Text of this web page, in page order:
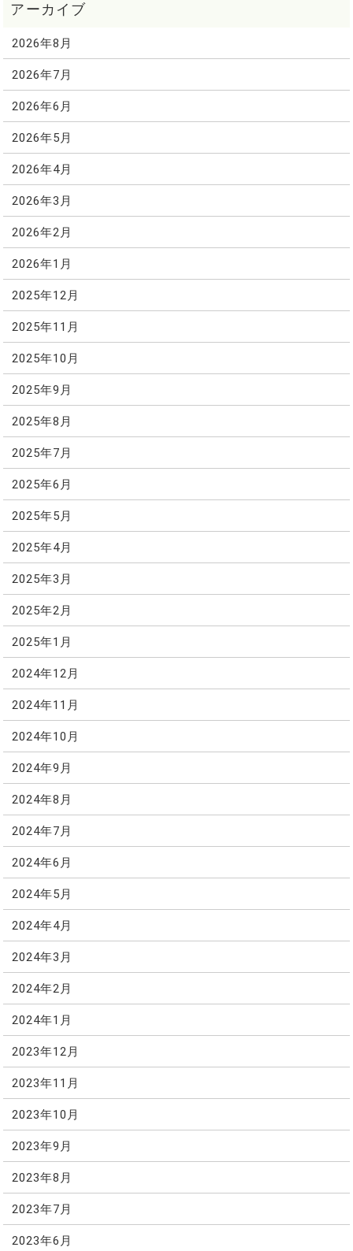
2026年8月
2026年7月
2026年6月
2026年5月
2026年4月
2026年3月
2026年2月
2026年1月
2025年12月
2025年11月
2025年10月
2025年9月
2025年8月
2025年7月
2025年6月
2025年5月
2025年4月
2025年3月
2025年2月
2025年1月
2024年12月
2024年11月
2024年10月
2024年9月
2024年8月
2024年7月
2024年6月
2024年5月
2024年4月
2024年3月
2024年2月
2024年1月
2023年12月
2023年11月
2023年10月
2023年9月
2023年8月
2023年7月
2023年6月